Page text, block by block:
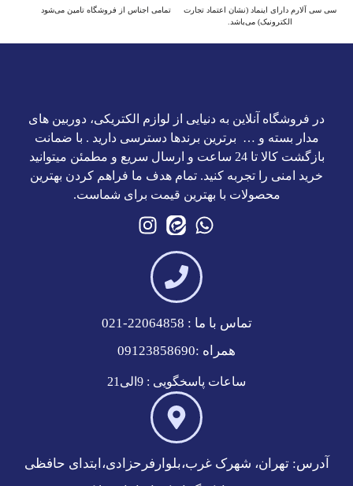
سی سی آلارم دارای اینماد (نشان اعتماد تجارت
الکترونیک) می‌باشد.
تمامی اجناس از فروشگاه تامین می‌شود
در فروشگاه آنلاین به دنیایی از لوازم الکتریکی، دوربین های
مدار بسته و … برترین برند‌ها دسترسی دارید . با ضمانت
بازگشت کالا تا 24 ساعت و ارسال سریع و مطمئن میتوانید
خرید امنی را تجربه کنید. تمام هدف ما فراهم کردن بهترین
محصولات با بهترین قیمت برای شماست.
تماس با ما : 22064858-021
همراه :09123858690
ساعات پاسخگویی : 9الی21
آدرس: تهران، شهرک غرب،بلوارفرحزادی،ابتدای حافظی